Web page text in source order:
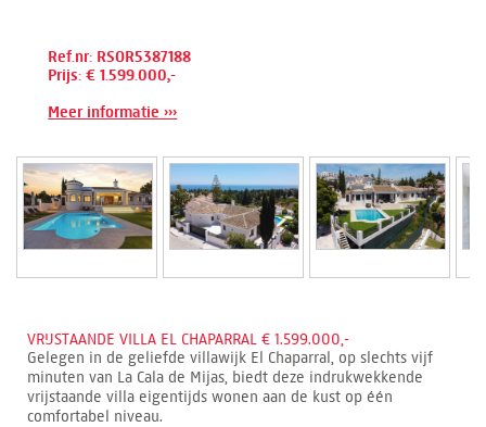
Ref.nr: RSOR5387188
Prijs: € 1.599.000,-
Meer informatie ›››
VRIJSTAANDE VILLA EL CHAPARRAL € 1.599.000,-
Gelegen in de geliefde villawijk El Chaparral, op slechts vijf
minuten van La Cala de Mijas, biedt deze indrukwekkende
vrijstaande villa eigentijds wonen aan de kust op één
comfortabel niveau.